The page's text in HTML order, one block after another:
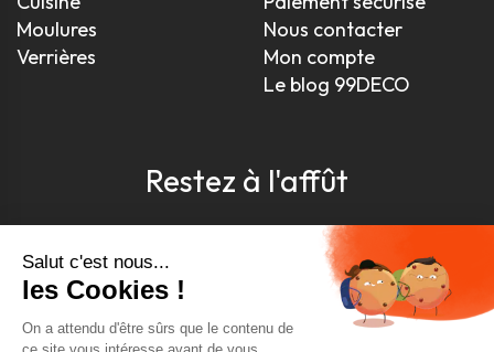
Moulures
Verrières
Nous contacter
Mon compte
Le blog 99DECO
Restez à l'affût
Pour être toujours au courant, inscrivez-vous à
notre newsletter